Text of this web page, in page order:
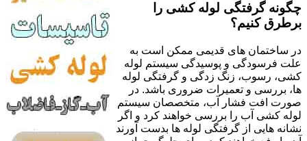
چگونه گرفتگی لوله کشی را
برطرق کنیم؟
در ساختمان های قدیمی ممکن است به
علت فرسودگی و پوسیدگی سیستم لوله
کشی، رسوب، زنگ زدگی و گرفتگی لوله
ها، بررسی و تعمیرات ضروری باشد. در
صورت افت فشار آب، متخصصان سیستم
لوله کشی آب را بررسی خواهند کرد و اگر
نشانه هایی از گرفتگی لوله ها بدست آورند